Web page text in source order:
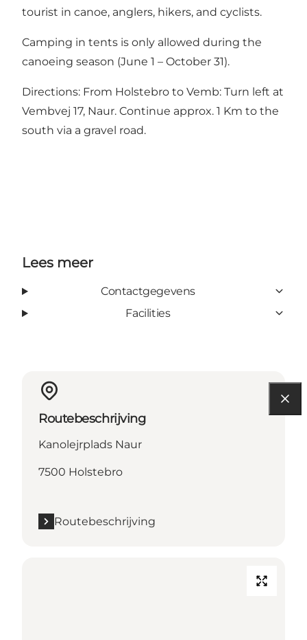
tourist in canoe, anglers, hikers, and cyclists.
Camping in tents is only allowed during the
canoeing season (June 1 – October 31).
Directions: From Holstebro to Vemb: Turn left at
Vembvej 17, Naur. Continue approx. 1 Km to the
south via a gravel road.
Lees meer
Contactgegevens
Facilities
Routebeschrijving
Kanolejrplads Naur
7500 Holstebro
Routebeschrijving